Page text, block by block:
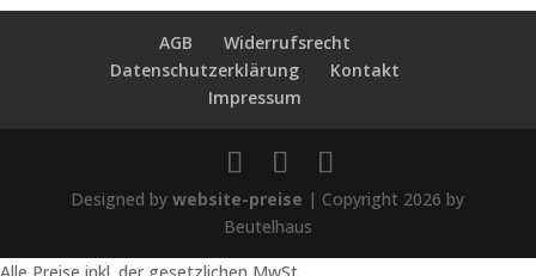
AGB
Widerrufsrecht
Datenschutzerklärung
Kontakt
Impressum
Designed bywebsite-preise | Copyright 2026 by
Beutelhaus